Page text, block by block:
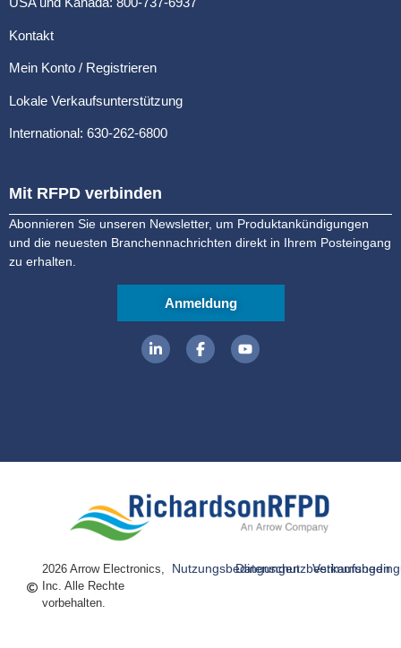
Kontakt
Mein Konto / Registrieren
Lokale Verkaufsunterstützung
International: 630-262-6800
Mit RFPD verbinden
Abonnieren Sie unseren Newsletter, um Produktankündigungen
und die neuesten Branchennachrichten direkt in Ihrem Posteingang
zu erhalten.
Anmeldung
2026 Arrow Electronics,
Inc. Alle Rechte
vorbehalten.
NutzungsbedingungenDatenschutzbestimmungen